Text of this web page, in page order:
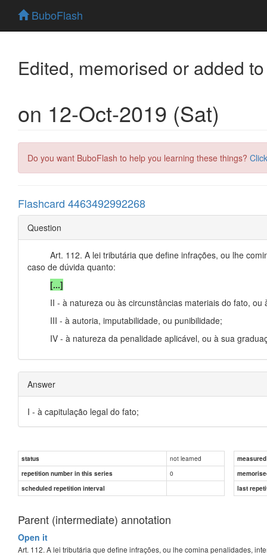
BuboFlash
Edited, memorised or added
on 12-Oct-2019 (Sat)
Do you want BuboFlash to help you learning these things?
Flashcard 4463492992268
Question
Art. 112. A lei tributária que define infrações, ou lhe
caso de dúvida quanto:
[...]
II - à natureza ou às circunstâncias materiais do fato,
III - à autoria, imputabilidade, ou punibilidade;
IV - à natureza da penalidade aplicável, ou à sua
Answer
I - à capitulação legal do fato;
status not learned
repetition number in this series
0
scheduled repetition interval
last
Parent (intermediate) annotation
Open it
Art. 112. A lei tributária que define infrações, ou lhe comina penalidades,